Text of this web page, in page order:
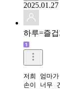
하루=즐
저희 엄마
손이 너무